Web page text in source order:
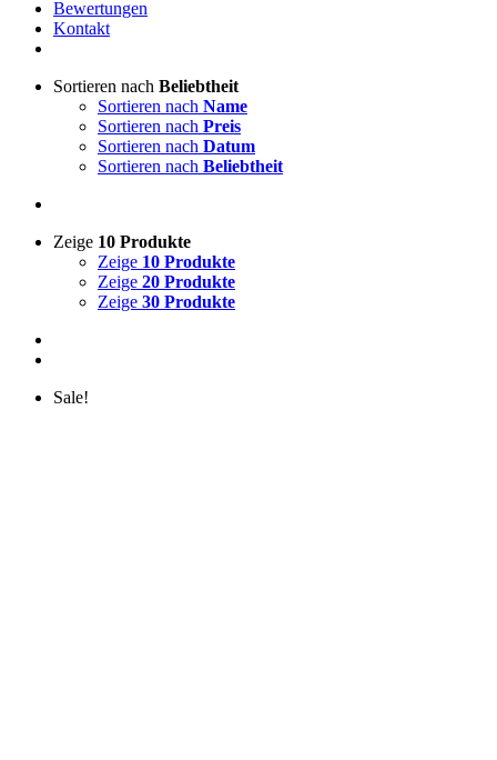
Bewertungen
Kontakt
Sortieren nach Beliebtheit
Sortieren nach Name
Sortieren nach Preis
Sortieren nach Datum
Sortieren nach Beliebtheit
Zeige 10 Produkte
Zeige 10 Produkte
Zeige 20 Produkte
Zeige 30 Produkte
Sale!